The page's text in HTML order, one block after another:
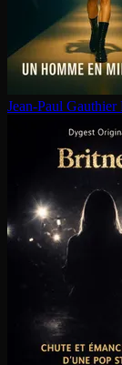
Jean-Paul Gauthier